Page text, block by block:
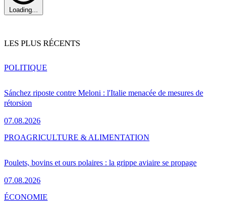
Loading...
LES PLUS RÉCENTS
Sánchez riposte contre Meloni : l'Italie menacée de mesures de
rétorsion
07.08.2026
POLITIQUE
Poulets, bovins et ours polaires : la grippe aviaire se propage
07.08.2026
PROAGRICULTURE & ALIMENTATION
ÉCONOMIE